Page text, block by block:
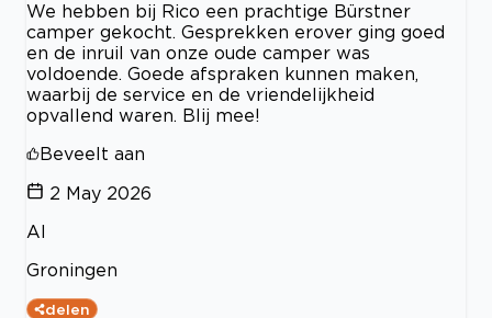
We hebben bij Rico een prachtige Bürstner
camper gekocht. Gesprekken erover ging goed
en de inruil van onze oude camper was
voldoende. Goede afspraken kunnen maken,
waarbij de service en de vriendelijkheid
opvallend waren. Blij mee!
Beveelt aan
2 May 2026
Al
Groningen
delen